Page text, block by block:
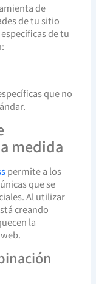
de
de tu sitio
de tu
que no
medida
permite a los
que se
Al utilizar
creando
la